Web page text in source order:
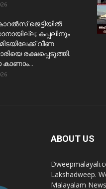
ജെട്ടിയിൽ
കപ്പലിനും
വീണ
രക്ഷപ്പെടുത്തി.
ABOUT US
Lakshadweep.
Malayalam